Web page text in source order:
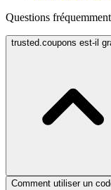
Questions
trusted.coupons est-il
Comment utiliser un